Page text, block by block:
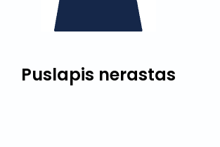
Puslapis nerastas